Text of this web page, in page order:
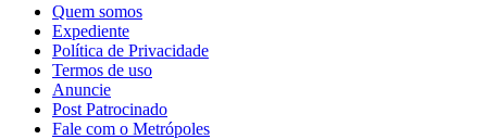
Quem somos
Expediente
Política de Privacidade
Termos de uso
Anuncie
Post Patrocinado
Fale com o Metrópoles